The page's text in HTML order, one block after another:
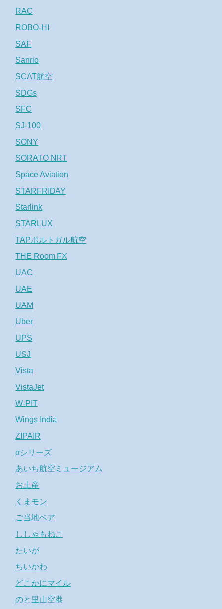
RAC
ROBO-HI
SAF
Sanrio
SCAT航空
SDGs
SFC
SJ-100
SONY
SORATO NRT
Space Aviation
STARFRIDAY
Starlink
STARLUX
TAPポルトガル航空
THE Room FX
UAC
UAE
UAM
Uber
UPS
USJ
Vista
VistaJet
W-PIT
Wings India
ZIPAIR
αシリーズ
あいち航空ミュージアム
お土産
くまモン
ご当地ベア
ししゃもねこ
たいが
ちいかわ
どこかにマイル
のと里山空港